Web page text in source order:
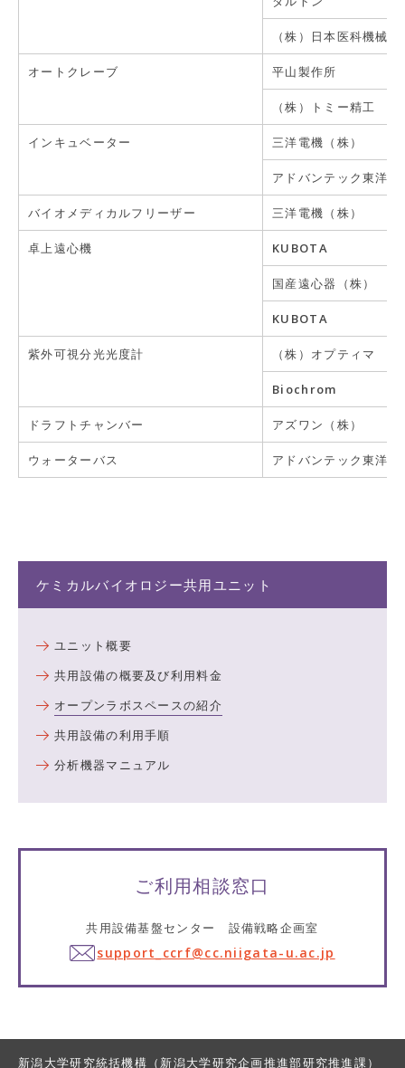
（株）日本医科機械
オートクレーブ 平山製作所
（株）トミー精工
インキュベーター 三洋電機（株）
アドバンテック東洋
バイオメディカルフリーザー 三洋電機（株）
卓上遠心機 KUBOTA
国産遠心器（株）
KUBOTA
紫外可視分光光度計 （株）オプティマ
Biochrom
ドラフトチャンバー アズワン（株）
ウォーターバス アドバンテック東洋
ケミカルバイオロジー共用ユニット
ユニット概要
共用設備の概要及び利用料金
オープンラボスペースの紹介
共用設備の利用手順
分析機器マニュアル
ご利用相談窓口
共用設備基盤センター 設備戦略企画室
support_ccrf@cc.niigata-u.ac.jp
新潟大学研究統括機構（新潟大学研究企画推進部研究推進課）